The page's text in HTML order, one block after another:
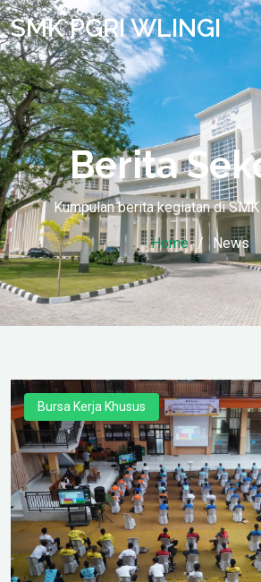
SMK PGRI WLINGI
Berita
Kumpulan berita kegiatan di
Home News
Bursa Kerja Khusus